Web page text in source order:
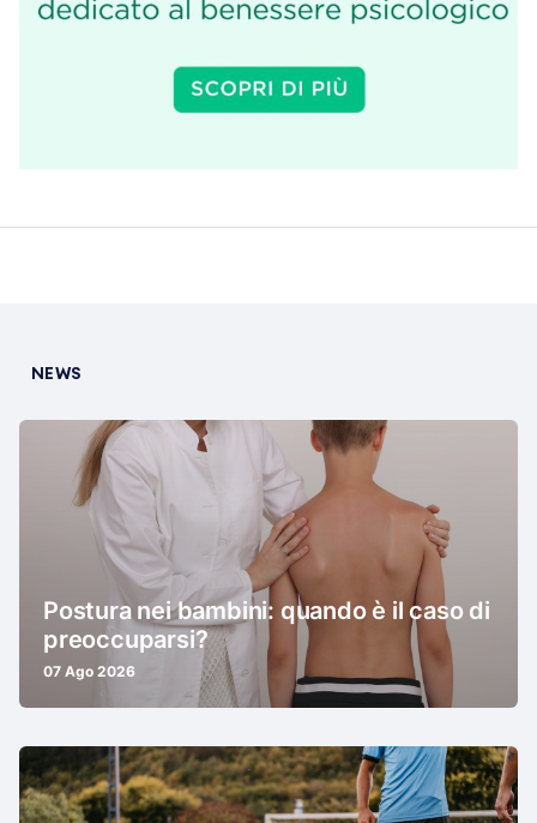
NEWS
Postura nei bambini: quando è il caso di
preoccuparsi?
07 Ago 2026